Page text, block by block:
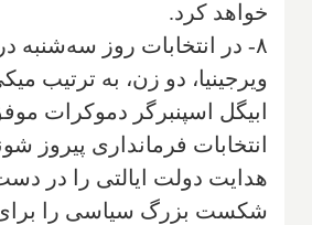
خواهد کرد.
۸- در انتخابات روز سه‌شنبه
ویرجینیا، دو زن، به ترتیب
ابیگل اسپنبرگر دموکرات
انتخابات فرمانداری پیروز
هدایت دولت ایالتی را در
شکست بزرگ سیاسی را